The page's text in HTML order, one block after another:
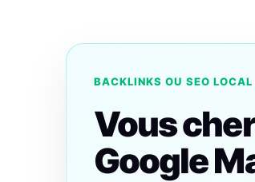
BACKLINKS OU SEO LOCAL
Vous
Google